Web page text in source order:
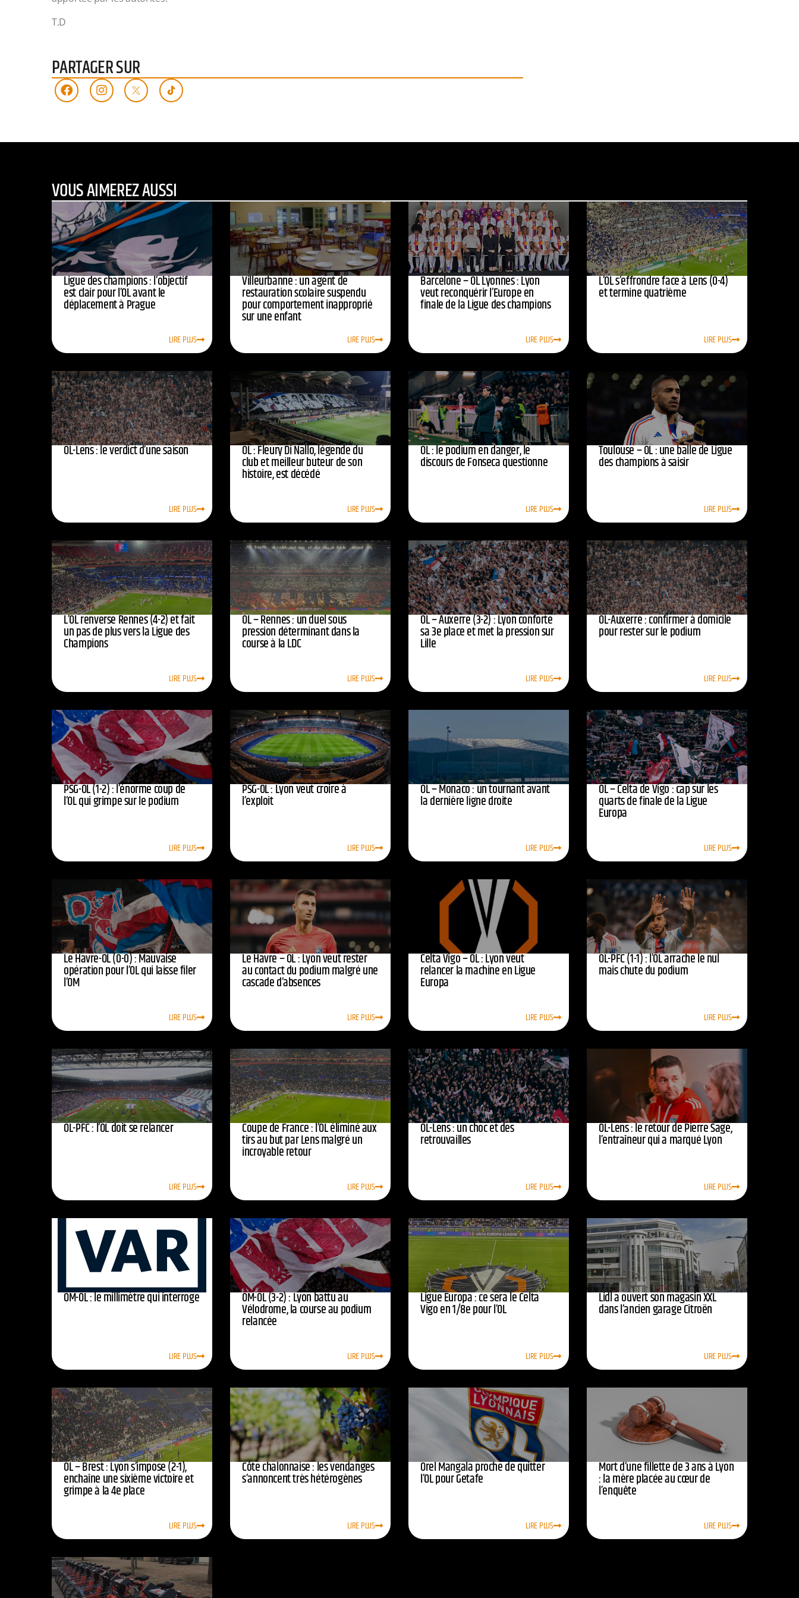
T.D
PARTAGER SUR
VOUS AIMEREZ AUSSI
Ligue des champions : l’objectif
est clair pour l’OL avant le
déplacement à Prague
LIRE PLUS
Villeurbanne : un agent de
restauration scolaire suspendu
pour comportement inapproprié
sur une enfant
LIRE PLUS
Barcelone – OL Lyonnes : Lyon
veut reconquérir l’Europe en
finale de la Ligue des champions
LIRE PLUS
L’OL s’effrondre face à Lens (0-4)
et termine quatrième
LIRE PLUS
OL-Lens : le verdict d’une saison
LIRE PLUS
OL : Fleury Di Nallo, légende du
club et meilleur buteur de son
histoire, est décédé
LIRE PLUS
OL : le podium en danger, le
discours de Fonseca questionne
LIRE PLUS
Toulouse – OL : une balle de Ligue
des champions à saisir
LIRE PLUS
L’OL renverse Rennes (4-2) et fait
un pas de plus vers la Ligue des
Champions
LIRE PLUS
OL – Rennes : un duel sous
pression déterminant dans la
course à la LDC
LIRE PLUS
OL – Auxerre (3-2) : Lyon conforte
sa 3e place et met la pression sur
Lille
LIRE PLUS
OL-Auxerre : confirmer à domicile
pour rester sur le podium
LIRE PLUS
PSG-OL (1-2) : l’énorme coup de
l’OL qui grimpe sur le podium
LIRE PLUS
PSG-OL : Lyon veut croire à
l’exploit
LIRE PLUS
OL – Monaco : un tournant avant
la dernière ligne droite
LIRE PLUS
OL – Celta de Vigo : cap sur les
quarts de finale de la Ligue
Europa
LIRE PLUS
Le Havre-OL (0-0) : Mauvaise
opération pour l’OL qui laisse filer
l’OM
LIRE PLUS
Le Havre – OL : Lyon veut rester
au contact du podium malgré une
cascade d’absences
LIRE PLUS
Celta Vigo – OL : Lyon veut
relancer la machine en Ligue
Europa
LIRE PLUS
OL-PFC (1-1) : l’OL arrache le nul
mais chute du podium
LIRE PLUS
OL-PFC : l’OL doit se relancer
LIRE PLUS
Coupe de France : l’OL éliminé aux
tirs au but par Lens malgré un
incroyable retour
LIRE PLUS
OL-Lens : un choc et des
retrouvailles
LIRE PLUS
OL-Lens : le retour de Pierre Sage,
l’entraîneur qui a marqué Lyon
LIRE PLUS
OM-OL : le millimètre qui interroge
LIRE PLUS
OM-OL (3-2) : Lyon battu au
Vélodrome, la course au podium
relancée
LIRE PLUS
Ligue Europa : ce sera le Celta
Vigo en 1/8e pour l’OL
LIRE PLUS
Lidl a ouvert son magasin XXL
dans l’ancien garage Citroën
LIRE PLUS
OL – Brest : Lyon s’impose (2-1),
enchaîne une sixième victoire et
grimpe à la 4e place
LIRE PLUS
Côte chalonnaise : les vendanges
s’annoncent très hétérogènes
LIRE PLUS
Orel Mangala proche de quitter
l’OL pour Getafe
LIRE PLUS
Mort d’une fillette de 3 ans à Lyon
: la mère placée au cœur de
l’enquête
LIRE PLUS